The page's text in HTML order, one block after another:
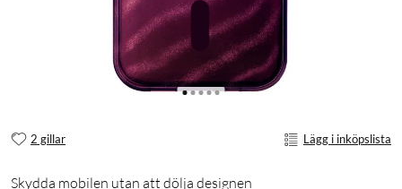
2 gillar Lägg i inköpslista
Skydda mobilen utan att dölja designen